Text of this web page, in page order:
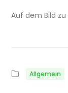
Auf dem Bild
Allgemein